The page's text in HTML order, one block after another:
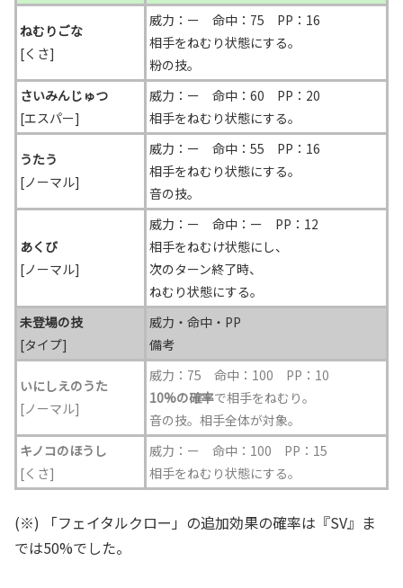
ねむりごな
[くさ]
威力：ー 命中：75 PP：16
相手をねむり状態にする。
粉の技。
さいみんじゅつ
[エスパー]
威力：ー 命中：60 PP：20
相手をねむり状態にする。
うたう
[ノーマル]
威力：ー 命中：55 PP：16
相手をねむり状態にする。
音の技。
あくび
[ノーマル]
威力：ー 命中：ー PP：12
相手をねむけ状態にし、
次のターン終了時、
ねむり状態にする。
未登場の技
[タイプ]
威力・命中・PP
備考
いにしえのうた
[ノーマル]
威力：75 命中：100 PP：10
10%の確率で相手をねむり。
音の技。相手全体が対象。
キノコのほうし
[くさ]
威力：ー 命中：100 PP：15
相手をねむり状態にする。
(※) 「フェイタルクロー」の追加効果の確率は『SV』ま
では50%でした。